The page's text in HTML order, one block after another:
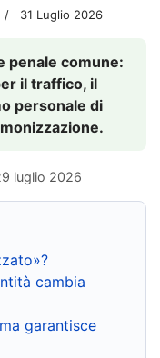
31 Luglio 2026
penale comune:
il traffico, il
personale di
luglio 2026
cambia
garantisce